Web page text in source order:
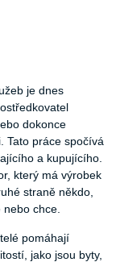
je dnes
dokonce
Tato práce spočívá
a kupujícího.
který má výrobek
straně někdo,
chce.
pomáhají
jako jsou byty,